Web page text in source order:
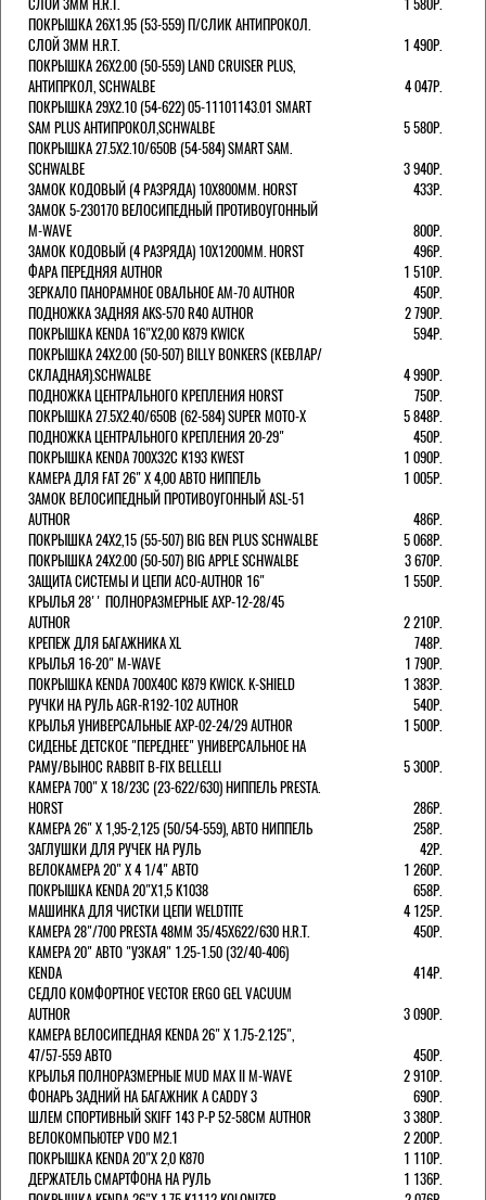
ПОКРЫШКА 26X1.95 (53-559) П/СЛИК АНТИПРОКОЛ.
СЛОЙ 3ММ H.R.T.
1 490Р.
ПОКРЫШКА 26X2.00 (50-559) LAND CRUISER PLUS,
АНТИПРКОЛ, SCHWALBE
4 047Р.
ПОКРЫШКА 29X2.10 (54-622) 05-11101143.01 SMART
SAM PLUS АНТИПРОКОЛ,SCHWALBE
5 580Р.
ПОКРЫШКА 27.5X2.10/650B (54-584) SMART SAM.
SCHWALBE
3 940Р.
ЗАМОК КОДОВЫЙ (4 РАЗРЯДА) 10Х800ММ. HORST
433Р.
ЗАМОК 5-230170 ВЕЛОСИПЕДНЫЙ ПРОТИВОУГОННЫЙ
M-WAVE
800Р.
ЗАМОК КОДОВЫЙ (4 РАЗРЯДА) 10Х1200ММ. HORST
496Р.
ФАРА ПЕРЕДНЯЯ AUTHOR
1 510Р.
ЗЕРКАЛО ПАНОРАМНОЕ ОВАЛЬНОЕ AM-70 AUTHOR
450Р.
ПОДНОЖКА ЗАДНЯЯ AKS-570 R40 AUTHOR
2 790Р.
ПОКРЫШКА KENDA 16"Х2,00 K879 KWICK
594Р.
ПОКРЫШКА 24X2.00 (50-507) BILLY BONKERS (КЕВЛАР/
СКЛАДНАЯ).SCHWALBE
4 990Р.
ПОДНОЖКА ЦЕНТРАЛЬНОГО КРЕПЛЕНИЯ HORST
750Р.
ПОКРЫШКА 27.5X2.40/650B (62-584) SUPER MOTO-X
5 848Р.
ПОДНОЖКА ЦЕНТРАЛЬНОГО КРЕПЛЕНИЯ 20-29"
450Р.
ПОКРЫШКА KENDA 700Х32С K193 KWEST
1 090Р.
КАМЕРА ДЛЯ FAT 26" X 4,00 АВТО НИППЕЛЬ
1 005Р.
ЗАМОК ВЕЛОСИПЕДНЫЙ ПРОТИВОУГОННЫЙ ASL-51
AUTHOR
486Р.
ПОКРЫШКА 24X2,15 (55-507) BIG BEN PLUS SCHWALBE
5 068Р.
ПОКРЫШКА 24X2.00 (50-507) BIG APPLE SCHWALBE
3 670Р.
ЗАЩИТА СИСТЕМЫ И ЦЕПИ ACO-AUTHOR 16"
1 550Р.
КРЫЛЬЯ 28'' ПОЛНОРАЗМЕРНЫЕ AXP-12-28/45
AUTHOR
2 210Р.
КРЕПЕЖ ДЛЯ БАГАЖНИКА XL
748Р.
КРЫЛЬЯ 16-20" M-WAVE
1 790Р.
ПОКРЫШКА KENDA 700Х40С K879 KWICK. K-SHIELD
1 383Р.
РУЧКИ НА РУЛЬ AGR-R192-102 AUTHOR
540Р.
КРЫЛЬЯ УНИВЕРСАЛЬНЫЕ AXP-02-24/29 AUTHOR
1 500Р.
СИДЕНЬЕ ДЕТСКОЕ "ПЕРЕДНЕЕ" УНИВЕРСАЛЬНОЕ НА
РАМУ/ВЫНОС RABBIT B-FIX BELLELLI
5 300Р.
КАМЕРА 700" Х 18/23C (23-622/630) НИППЕЛЬ PRESTA.
HORST
286Р.
КАМЕРА 26" X 1,95-2,125 (50/54-559), АВТО НИППЕЛЬ
258Р.
ЗАГЛУШКИ ДЛЯ РУЧЕК НА РУЛЬ
42Р.
ВЕЛОКАМЕРА 20" Х 4 1/4" АВТО
1 260Р.
ПОКРЫШКА KENDA 20"Х1,5 K1038
658Р.
МАШИНКА ДЛЯ ЧИСТКИ ЦЕПИ WELDTITE
4 125Р.
КАМЕРА 28"/700 PRESTA 48ММ 35/45Х622/630 H.R.T.
450Р.
КАМЕРА 20" АВТО "УЗКАЯ" 1.25-1.50 (32/40-406)
KENDA
414Р.
СЕДЛО КОМФОРТНОЕ VECTOR ERGO GEL VACUUM
AUTHOR
3 090Р.
КАМЕРА ВЕЛОСИПЕДНАЯ KENDA 26" Х 1.75-2.125",
47/57-559 АВТО
450Р.
КРЫЛЬЯ ПОЛНОРАЗМЕРНЫЕ MUD MAX II M-WAVE
2 910Р.
ФОНАРЬ ЗАДНИЙ НА БАГАЖНИК A CADDY 3
690Р.
ШЛЕМ СПОРТИВНЫЙ SKIFF 143 Р-Р 52-58СМ AUTHOR
3 380Р.
ВЕЛОКОМПЬЮТЕР VDO M2.1
2 200Р.
ПОКРЫШКА KENDA 20"Х 2,0 K870
1 110Р.
ДЕРЖАТЕЛЬ СМАРТФОНА НА РУЛЬ
1 136Р.